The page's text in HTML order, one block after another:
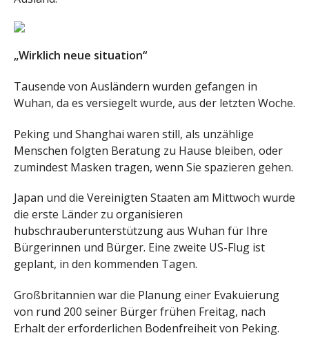
„Wirklich neue situation“
Tausende von Ausländern wurden gefangen in
Wuhan, da es versiegelt wurde, aus der letzten Woche.
Peking und Shanghai waren still, als unzählige
Menschen folgten Beratung zu Hause bleiben, oder
zumindest Masken tragen, wenn Sie spazieren gehen.
Japan und die Vereinigten Staaten am Mittwoch wurde
die erste Länder zu organisieren
hubschrauberunterstützung aus Wuhan für Ihre
Bürgerinnen und Bürger. Eine zweite US-Flug ist
geplant, in den kommenden Tagen.
Großbritannien war die Planung einer Evakuierung
von rund 200 seiner Bürger frühen Freitag, nach
Erhalt der erforderlichen Bodenfreiheit von Peking.